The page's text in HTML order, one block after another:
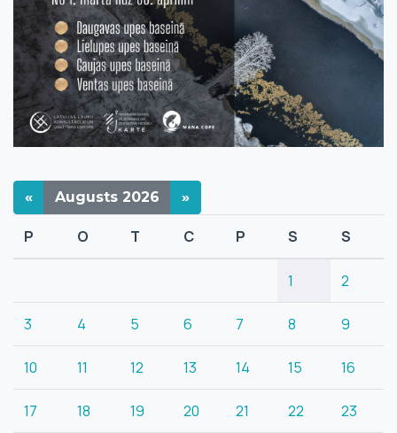
« Augusts 2026 »
P O T C P S S
1 2
3 4 5 6 7 8 9
10 11 12 13 14 15 16
17 18 19 20 21 22 23